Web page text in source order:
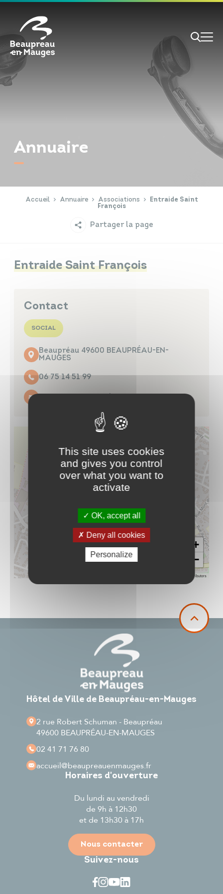
RECHERCHE
Annuaire
Accueil Annuaire Associations
Entraide Saint
François
Partager la page
Entraide Saint François
Contact
SOCIAL
Beaupréau 49600 BEAUPRÉAU-EN-
MAUGES
06 75 14 51 99
+
−
contributors
Hôtel de Ville de Beaupréau-en-Mauges
2 rue Robert Schuman - Beaupréau
49600 BEAUPRÉAU-EN-MAUGES
02 41 71 76 80
accueil@beaupreauenmauges.fr
Horaires d'ouverture
Du lundi au vendredi
de 9h à 12h30
et de 13h30 à 17h
Nous contacter
Suivez-nous
Annuaires
Cookies management panel
This site uses cookies
and gives you control
over what you want to
activate
OK, accept all
Deny all cookies
Personalize